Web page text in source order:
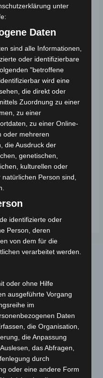
Aktion
unter
Daten
sind alle Informationen,
oder identifizierbare
"betroffene
wird eine
die direkt oder
Zuordnung zu einer
zu einer
zu einer Online-
oder mehreren
die Ausdruck der
genetischen,
kulturellen oder
Person sind,
identifizierte oder
Person, deren
von dem für die
verarbeitet werden.
oder ohne Hilfe
ausgeführte Vorgang
im
Daten
die Organisation,
die Anpassung
das Abfragen,
durch
oder eine andere Form